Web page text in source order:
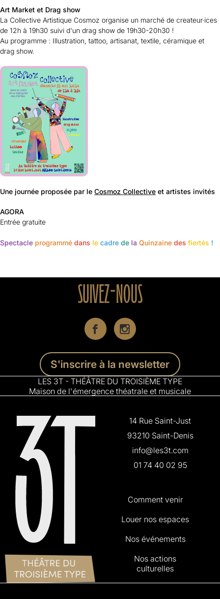
Art Market et Drag show
La Collective Artistique Cosmoz organise un marché de createur·ices
de 12h à 19h30 suivi d'un drag show de 19h30-20h30 !
Au programme : Illustration, tattoo, artisanat, textile, céramique et
drag show.
Une journée proposée par le Cosmoz Collective et artistes invités
AGORA
Entrée gratuite
Spectacle programmé dans le cadre de la Quinzaine des fiertés !
SUIVEZ-NOUS
S'inscrire à la newsletter
LES 3T - THÉÂTRE DU TROISIÈME TYPE
Maison de l'émergence théatrale et musicale
14 Rue Saint-Just
93210 Saint-Denis
info@les3t.com
01 74 40 02 95
Comment venir
Louer nos espaces
Nos événements
Nos actions
culturelles